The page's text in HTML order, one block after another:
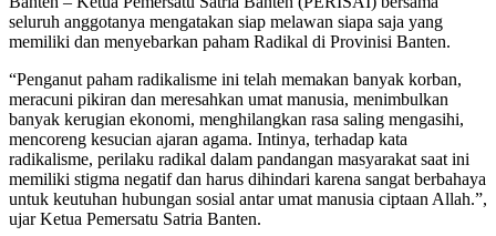
seluruh anggotanya mengatakan siap melawan siapa saja yang
memiliki dan menyebarkan paham Radikal di Provinisi Banten.
“Penganut paham radikalisme ini telah memakan banyak korban,
meracuni pikiran dan meresahkan umat manusia, menimbulkan
banyak kerugian ekonomi, menghilangkan rasa saling mengasihi,
mencoreng kesucian ajaran agama. Intinya, terhadap kata
radikalisme, perilaku radikal dalam pandangan masyarakat saat ini
memiliki stigma negatif dan harus dihindari karena sangat berbahaya
untuk keutuhan hubungan sosial antar umat manusia ciptaan Allah.”,
ujar Ketua Pemersatu Satria Banten.